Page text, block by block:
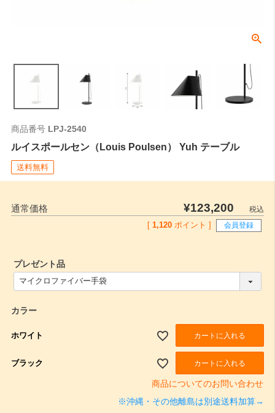
商品番号 LPJ-2540
ルイスポールセン（Louis Poulsen） Yuh テーブル
送料無料
通常価格 ¥123,200
税込
[ 1,120 ポイント ] 会員登録
プレゼント品
必
カラー
ホワイト カートに入れる
ブラック カートに入れる
商品についてのお問い合わせ
※沖縄・その他離島は別途送料加算→